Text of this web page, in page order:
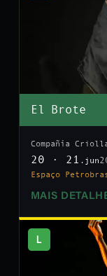
El Brote
Compañía
20 · 21 .jun
Espaço
MAIS
L